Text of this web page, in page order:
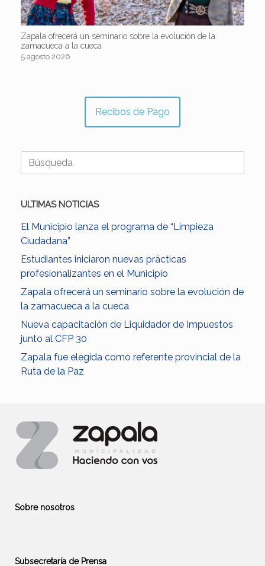
Zapala ofrecerá un seminario sobre la evolución de la
zamacueca a la cueca
5 agosto 2026
Recibos de Pago
Buscar:
ULTIMAS NOTICIAS
El Municipio lanza el programa de “Limpieza
Ciudadana”
Estudiantes iniciaron nuevas prácticas
profesionalizantes en el Municipio
Zapala ofrecerá un seminario sobre la evolución de
la zamacueca a la cueca
Nueva capacitación de Liquidador de Impuestos
junto al CFP 30
Zapala fue elegida como referente provincial de la
Ruta de la Paz
Sobre nosotros
Subsecretaría de Prensa